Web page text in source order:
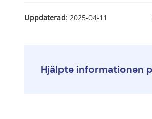
Uppdaterad: 2025-04-11
Hjälpte informationen